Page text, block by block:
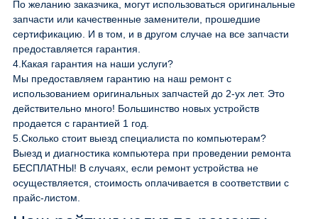
По желанию заказчика, могут использоваться оригинальные
запчасти или качественные заменители, прошедшие
сертификацию. И в том, и в другом случае на все запчасти
предоставляется гарантия.
4. Какая гарантия на наши услуги?
Мы предоставляем гарантию на наш ремонт с
использованием оригинальных запчастей до 2-ух лет. Это
действительно много! Большинство новых устройств
продается с гарантией 1 год.
5. Сколько стоит выезд специалиста по компьютерам?
Выезд и диагностика компьютера при проведении ремонта
БЕСПЛАТНЫ! В случаях, если ремонт устройства не
осуществляется, стоимость оплачивается в соответствии с
прайс-листом.